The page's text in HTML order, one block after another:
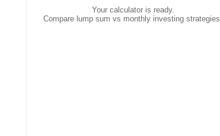
Your calculator is ready.
Compare lump sum vs monthly investing strategies.